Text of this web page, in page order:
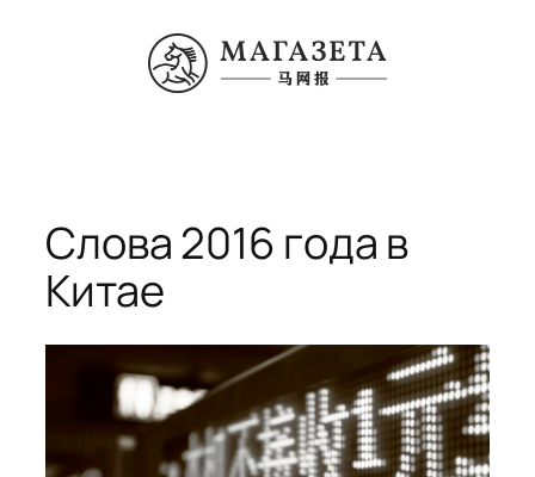
содержимому
Слова 2016 года в
Китае